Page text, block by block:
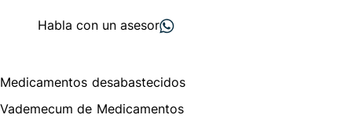
Habla con un asesor
Medicamentos desabastecidos
Vademecum de Medicamentos